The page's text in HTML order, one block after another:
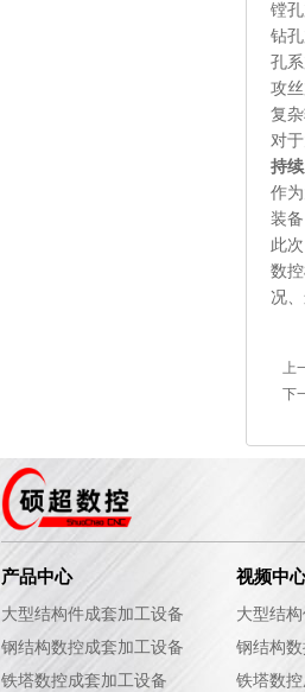
镗
钻
孔
攻
复
对
持
作
装
此
数
况
上
下
产品中心
大型结构件成套加工设备
钢结构数控成套加工设备
铁塔数控成套加工设备
视频中
大型结
钢结构
铁塔数